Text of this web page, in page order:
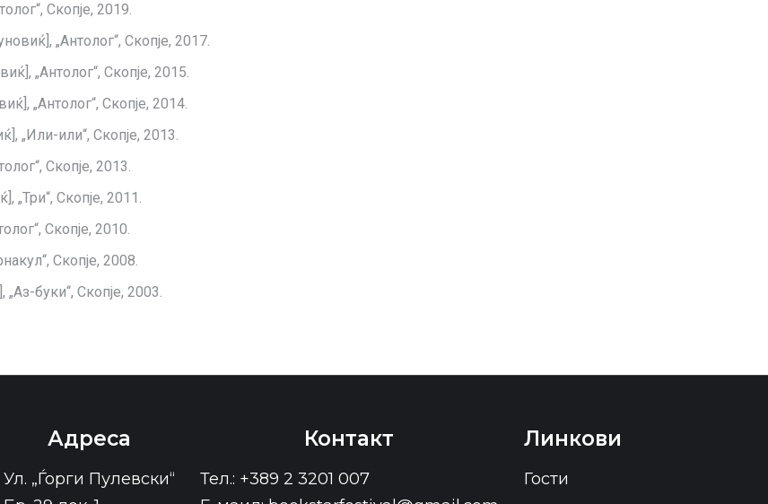
Скопје, 2019.
„Антолог“, Скопје, 2017.
„Антолог“, Скопје, 2015.
„Антолог“, Скопје, 2014.
„Или-или“, Скопје, 2013.
Скопје, 2013.
„Три“, Скопје, 2011.
Скопје, 2010.
Скопје, 2008.
буки“, Скопје, 2003.
Адреса
Ул. „Ѓорги Пулевски“
Контакт
Тел.: +389 2 3201 007
Линкови
Гости